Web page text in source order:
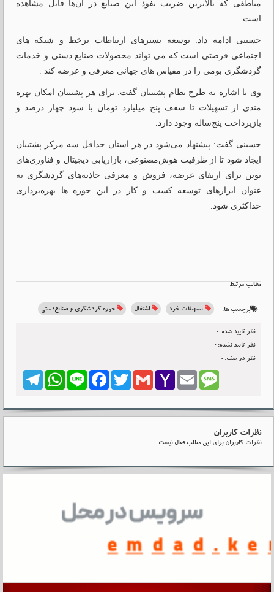
مناطقی که بالاترین ضریب نفوذ این صنایع در آن‌ها قابل مشاهده
است.
حسینی ادامه داد: توسعه بسترهای ارتباطات برخط و شبکه های
اجتماعی فرصتی است که می تواند محصولات صنایع دستی و خدمات
گردشگری بومی را در مقیاس های جهانی معرفی و عرضه کند .
‏‎وی با اشاره به طرح نظام پشتیبان گفت: برای هر پشتیبان امکان بهره
مندی از تسهیلات تا سقف پنج میلیارد تومان با سود چهار درصد و
بازپرداخت پنج‌ساله وجود دارد.
حسینی گفت: پیشنهاد می‌شود در هر استان حداقل سه مرکز پشتیبان
ایجاد شود تا از ظرفیت هوش‌مصنوعی، بازاریابی دیجیتال و فناوری‌های
نوین برای ارتقای عرضه، فروش و معرفی جاذبه‌های گردشگری به
عنوان ابزارهای توسعه کسب و کار در این حوزه ها بهره‌برداری
حداکثری شود.
مطالب مرتبط
برچسب ها: تسهیلات خرد اشتغال حوزه گردشگری و صنایع‌دستی
نظر تایید شده:0
نظر تایید نشده:0
نظر در صف:0
TelegramWhatsApp LineFacebook Twitter Gmail
Yahoo
Email Message
نظرات کاربران
نظرات کاربران برای این مطلب فعال نیست